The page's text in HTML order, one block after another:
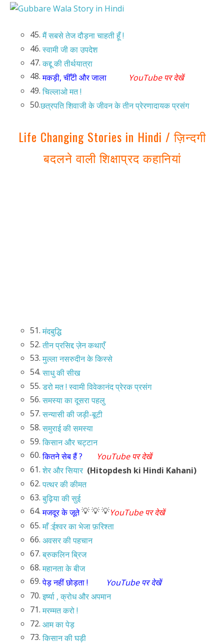
45.मैं सबसे तेज दौड़ना चाहती हूँ !
46.स्वामी जी का उपदेश
47.कद्दू की तीर्थयात्रा
48.मकड़ी, चीँटी और जाला
YouTube पर देखें
49.चिल्लाओ मत !
50.छत्रपति शिवाजी के जीवन के तीन प्रेरणादायक प्रसंग
Life Changing Stories in Hindi / ज़िन्दगी
बदलने वाली शिक्षाप्रद कहानियां
51.मंदबुद्धि
52.तीन प्रसिद्द ज़ेन कथाएँ
53.मुल्ला नसरुदीन के किस्से
54.साधु की सीख
55.डरो मत ! स्वामी विवेकानंद प्रेरक प्रसंग
56.समस्या का दूसरा पहलु
57.सन्यासी की जड़ी-बूटी
58.समुराई की समस्या
59.किसान और चट्टान
60.कितने सेब हैं ?
YouTube पर देखें
61.शेर और सियार (Hitopdesh ki Hindi Kahani)
62.पत्थर की कीमत
63.बुढ़िया की सुई
64.मजदूर के जूते💡 💡 💡YouTube पर देखें
65.माँ :ईश्वर का भेजा फ़रिश्ता
66. अवसर की पहचान
67.ब्रुकलिन ब्रिज
68.महानता के बीज
69.पेड़ नहीं छोड़ता !
YouTube पर देखें
70.इर्ष्या , क्रोध और अपमान
71.मरम्मत करो !
72. आम का पेड़
73.किसान की घड़ी